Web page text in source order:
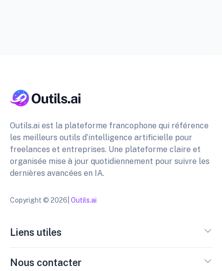
Outils.ai est la plateforme francophone qui référence
les meilleurs outils d’intelligence artificielle pour
freelances et entreprises. Une plateforme claire et
organisée mise à jour quotidiennement pour suivre les
dernières avancées en IA.
Copyright © 2026| Outils.ai
Liens utiles
Nous contacter